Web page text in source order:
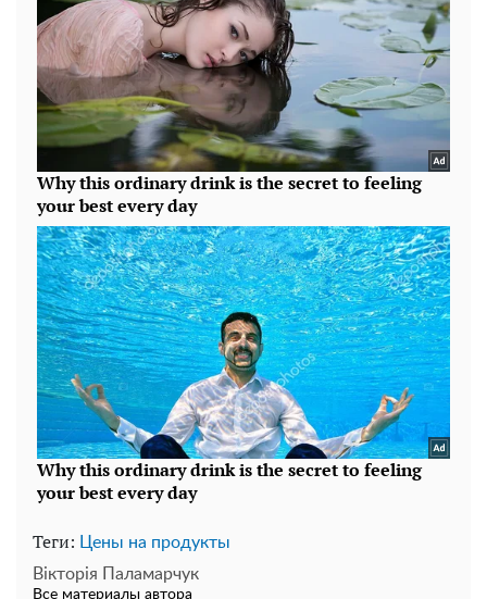
Теги:
Цены на продукты
Вікторія Паламарчук
Все материалы автора